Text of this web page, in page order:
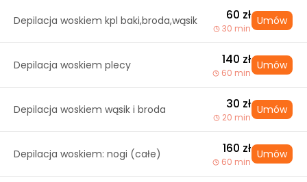
Depilacja woskiem kpl baki,broda,wąsik 60 zł
30 min
Umów
Depilacja woskiem plecy 140 zł
60 min
Umów
Depilacja woskiem wąsik i broda 30 zł
20 min
Umów
Depilacja woskiem: nogi (całe) 160 zł
60 min
Umów